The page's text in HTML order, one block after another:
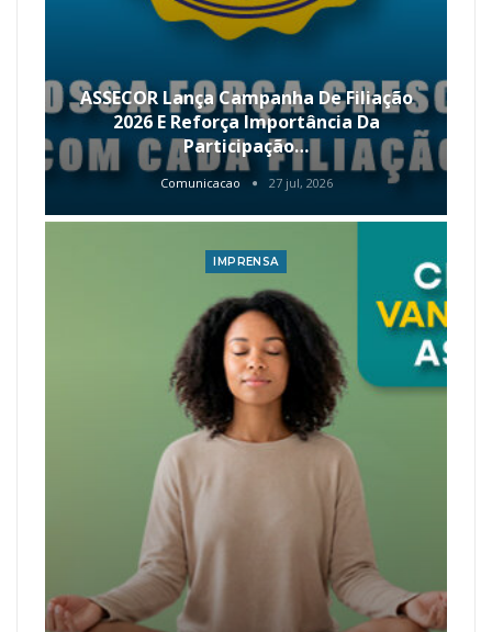
ASSECOR Lança Campanha De Filiação
2026 E Reforça Importância Da
Participação…
Comunicacao 27 jul, 2026
IMPRENSA